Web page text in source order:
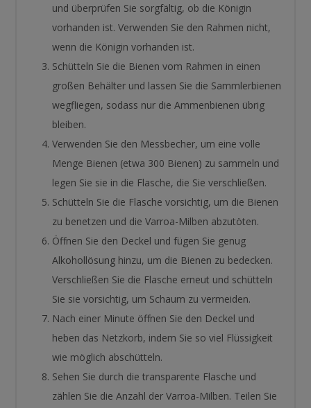
und überprüfen Sie sorgfältig, ob die Königin
vorhanden ist. Verwenden Sie den Rahmen nicht,
wenn die Königin vorhanden ist.
Schütteln Sie die Bienen vom Rahmen in einen
großen Behälter und lassen Sie die Sammlerbienen
wegfliegen, sodass nur die Ammenbienen übrig
bleiben.
Verwenden Sie den Messbecher, um eine volle
Menge Bienen (etwa 300 Bienen) zu sammeln und
legen Sie sie in die Flasche, die Sie verschließen.
Schütteln Sie die Flasche vorsichtig, um die Bienen
zu benetzen und die Varroa-Milben abzutöten.
Öffnen Sie den Deckel und fügen Sie genug
Alkohollösung hinzu, um die Bienen zu bedecken.
Verschließen Sie die Flasche erneut und schütteln
Sie sie vorsichtig, um Schaum zu vermeiden.
Nach einer Minute öffnen Sie den Deckel und
heben das Netzkorb, indem Sie so viel Flüssigkeit
wie möglich abschütteln.
Sehen Sie durch die transparente Flasche und
zählen Sie die Anzahl der Varroa-Milben. Teilen Sie